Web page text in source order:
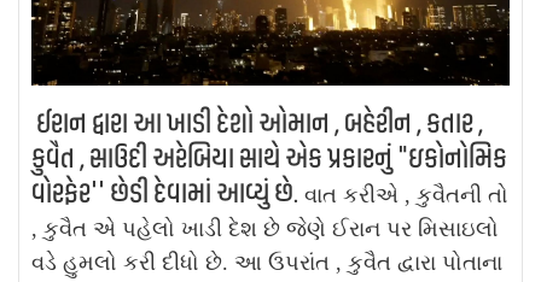
ઈરાન દ્વારા આ ખાડી દેશો ઓમાન , બહેરીન , કતાર ,
કુવૈત , સાઉદી અરેબિયા સાથે એક પ્રકારનું "ઇકોનોમિક
વોરફેર'' છેડી દેવામાં આવ્યું છે. વાત કરીએ , કુવૈતની તો
, કુવૈત એ પહેલો ખાડી દેશ છે જેણે ઈરાન પર મિસાઇલો
વડે હુમલો કરી દીધો છે. આ ઉપરાંત , કુવૈત દ્વારા પોતાના